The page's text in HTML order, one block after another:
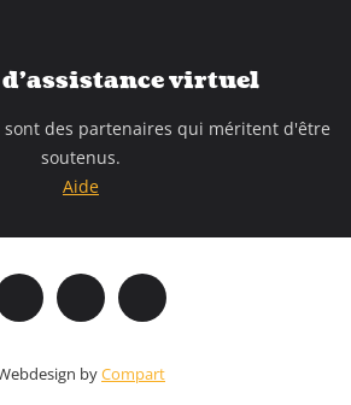
d'assistance virtuel
sont des partenaires qui méritent d'être
soutenus.
Aide
byCompart